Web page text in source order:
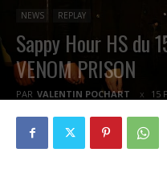
NEWS REPLAY
Sappy Hour HS
VENOM PRISON
PAR VALENTIN POCHART 15